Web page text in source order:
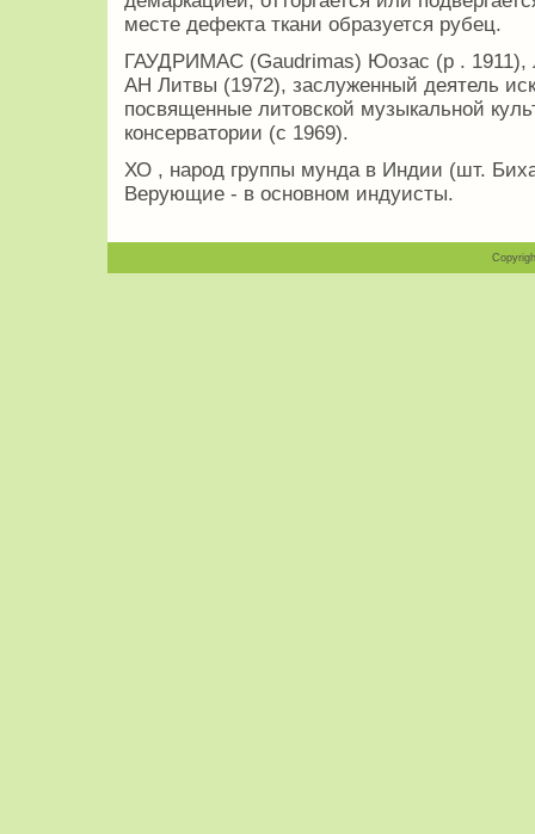
месте дефекта ткани образуется рубец.
ГАУДРИМАС (Gaudrimas) Юозас (р . 1911),
АН Литвы (1972), заслуженный деятель
посвященные литовской музыкальной
консерватории (с 1969).
ХО , народ группы мунда в Индии (шт.
Верующие - в основном индуисты.